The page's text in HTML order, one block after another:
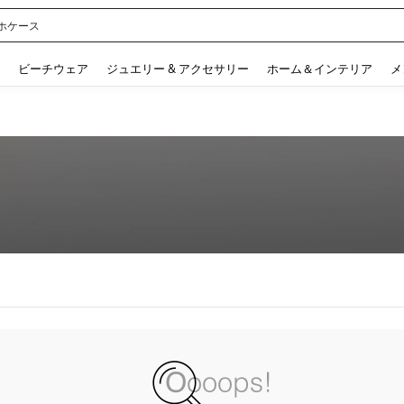
ケース
ビーチウェア ジュエリー & アクセサリー ホーム＆インテリア